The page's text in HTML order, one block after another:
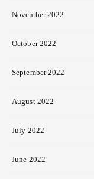
November 2022
October 2022
September 2022
August 2022
July 2022
June 2022